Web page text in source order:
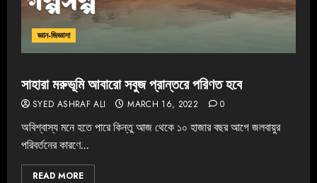
জ্ঞান-জিজ্ঞাসা
সাহারা মরুভূমি আবারো সবুজ প্রান্তরে পরিণত হবে
SYED ASHRAF ALI MARCH 16, 2022 0
অবিশ্বাস্য মনে হতে পারে কিন্তু আজ থেকে ১০ হাজার বছর আগে জলবায়ুর
পরিবর্তনের কারণে...
READ MORE